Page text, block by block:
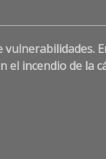
incendio de la